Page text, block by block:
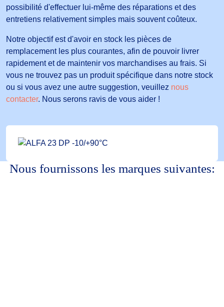
possibilité d'effectuer lui-même des réparations et des
entretiens relativement simples mais souvent coûteux.
Notre objectif est d'avoir en stock les pièces de
remplacement les plus courantes, afin de pouvoir livrer
rapidement et de maintenir vos marchandises au frais. Si
vous ne trouvez pas un produit spécifique dans notre stock
ou si vous avez une autre suggestion, veuillez nous
contacter. Nous serons ravis de vous aider !
Nous fournissons les marques suivantes: